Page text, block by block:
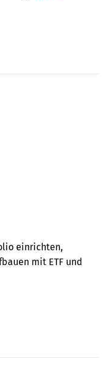
einrichten,
mit ETF und